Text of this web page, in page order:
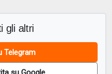
gli altri
Telegram